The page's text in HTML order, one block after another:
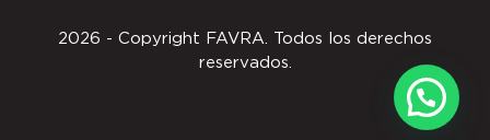
2026 - Copyright FAVRA. Todos los derechos
reservados.